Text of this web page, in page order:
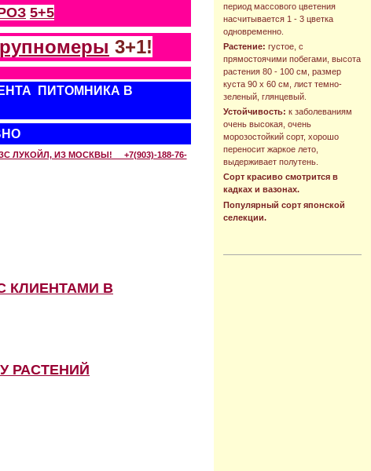
период массового цветения
насчитывается 1 - 3 цветка
одновременно.
Растение: густое, с
прямостоячими побегами, высота
растения 80 - 100 см, размер
куста 90 х 60 см, лист темно-
зеленый, глянцевый.
Устойчивость: к заболеваниям
очень высокая, очень
морозостойкий сорт, хорошо
переносит жаркое лето,
выдерживает полутень.
Сорт красиво смотрится в
кадках и вазонах.
Популярный сорт японской
селекции.
5+5
3+1!
ПИТОМНИКА В
ЛУКОЙЛ, ИЗ МОСКВЫ! +7(903)-188-76-
КЛИЕНТАМИ В
РАСТЕНИЙ